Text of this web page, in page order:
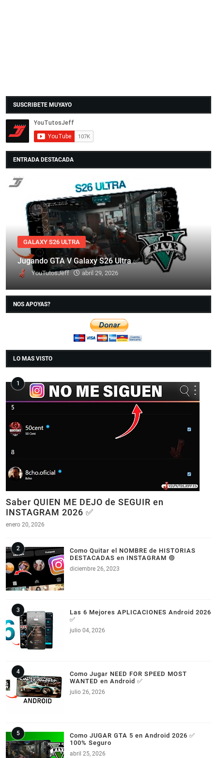
SUSCRIBETE MUYAYO
ENTRADA DESTACADA
GALAXY S26 ULTRA
Jugando GTA V Galaxy S26 Ultra ✅
YouTutosJeff abril 29, 2026
NOS APOYAS?
LO MAS VISTO
Saber QUIEN ME DEJO de SEGUIR en
INSTAGRAM 2026 ✅
enero 20, 2026
Como Quitar el NOMBRE de HISTORIAS
DESTACADAS en INSTAGRAM 🟣
diciembre 26, 2023
Las 6 Mejores APLICACIONES Android 2026
✅
julio 04, 2026
Como Jugar NEED FOR SPEED MOST
WANTED en Android ✅
julio 26, 2026
Como JUGAR GTA 5 en Android 2026 ✅
100% Seguro
abril 25, 2026